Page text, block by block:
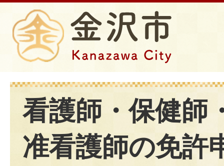
看護師・保健師
准看護師の免許